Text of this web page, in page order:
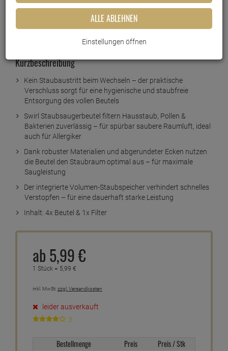
Kurzbeschreibung
Kein Staubaustritt beim Wechseln – der praktische
Verschluss sorgt für eine hygienische und staubfreie
Entsorgung des vollen Beutels
Swirl Staubsaugerbeutel filtern Hausstaub, Pollen &
Bakterien zuverlässig – für spürbar saubere Raumluft, ideal
auch für Allergiker
Dank robuster Materialien und abgerundeter Ecken nutzen
die Beutel den Staubraum optimal aus – für maximale
Saugleistung
Der integrierte Volumen-Staubspeicher verhindert schnelles
Verstopfen – für eine dauerhaft starke Leistung
Inhalt: 4x Beutel & 1x Filter
ab 5,99€
1 Stück = 5,99 €
inkl. MwSt.zzgl. Versandkosten
leider ausverkauft
3
Bestellmenge Preis Preis / Stk
ALLE ABLEHNEN
Einstellungen öffnen